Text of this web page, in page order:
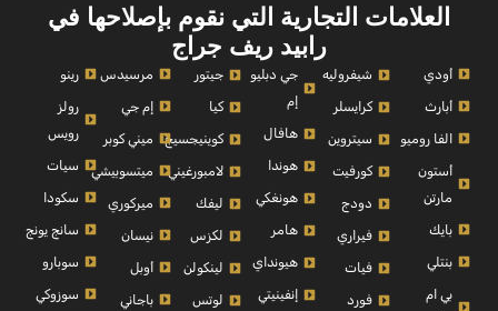
العلامات التجارية التي نقوم بإصلاحها في
رابيد ريف جراج
أودي
أبارث
الفا روميو
أستون
مارتن
بايك
بنتلي
بي ام
شيفروليه
كرايسلر
سيتروين
كورفيت
دودج
فيراري
فيات
فورد
جي دبليو
إم
هافال
هوندا
هونغكي
هامر
هيونداي
إنفينيتي
جيتور
كيا
كوينيجسيج
لامبورغيني
ليفك
لكزس
لينكولن
لوتس
مرسيدس
إم جي
ميني كوبر
ميتسوبيشي
ميركوري
نيسان
أوبل
باجاني
رينو
رولز
رويس
سيات
سكودا
سانج يونج
سوبارو
سوزوكي